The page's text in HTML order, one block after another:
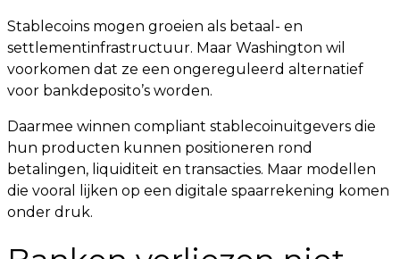
Stablecoins mogen groeien als betaal- en
settlementinfrastructuur. Maar Washington wil
voorkomen dat ze een ongereguleerd alternatief
voor bankdeposito’s worden.
Daarmee winnen compliant stablecoinuitgevers die
hun producten kunnen positioneren rond
betalingen, liquiditeit en transacties. Maar modellen
die vooral lijken op een digitale spaarrekening komen
onder druk.